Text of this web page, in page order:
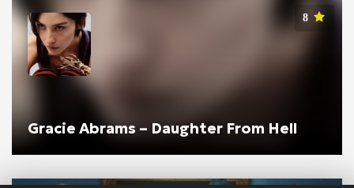
8
Gracie Abrams – Daughter From Hell